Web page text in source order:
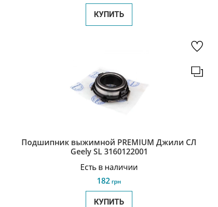
КУПИТЬ
Подшипник выжимной PREMIUM Джили СЛ
Geely SL 3160122001
Есть в наличии
182 грн
КУПИТЬ